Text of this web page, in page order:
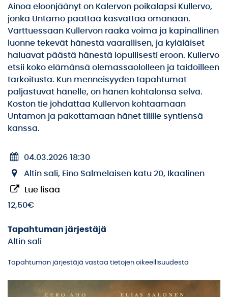
Ainoa eloonjäänyt on Kalervon poikalapsi Kullervo,
jonka Untamo päättää kasvattaa omanaan.
Varttuessaan Kullervon raaka voima ja kapinallinen
luonne tekevät hänestä vaarallisen, ja kyläläiset
haluavat päästä hänestä lopullisesti eroon. Kullervo
etsii koko elämänsä olemassaololleen ja taidoilleen
tarkoitusta. Kun menneisyyden tapahtumat
paljastuvat hänelle, on hänen kohtalonsa selvä.
Koston tie johdattaa Kullervon kohtaamaan
Untamon ja pakottamaan hänet tilille syntiensä
kanssa.
04.03.2026 18:30
Altin sali, Eino Salmelaisen katu 20, Ikaalinen
Lue lisää
12,50€
Tapahtuman järjestäjä
Altin sali
Tapahtuman järjestäjä vastaa tietojen oikeellisuudesta